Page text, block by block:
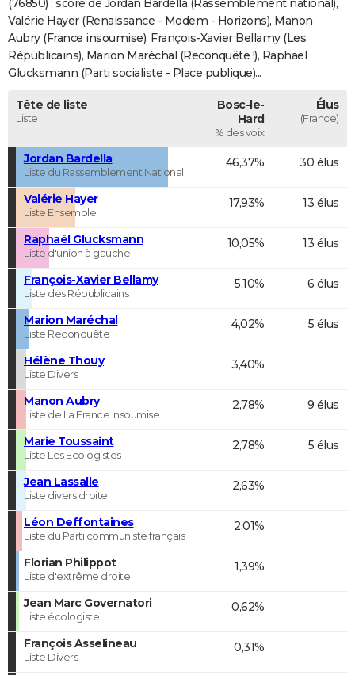
AVIS DE DÉCÈS
FORUM
Bricolage
Lifestyle
Culture
SportAuto
Television
Voyage
Cinema
(76850) : score de Jordan Bardella (Rassemblement national),
Valérie Hayer (Renaissance - Modem - Horizons), Manon
Aubry (France insoumise), François-Xavier Bellamy (Les
Républicains), Marion Maréchal (Reconquête !), Raphaël
Glucksmann (Parti socialiste - Place publique)...
Tête de liste
Liste
Bosc-le-
Hard
% des voix
Élus
(France)
Jordan Bardella
Liste du Rassemblement National
46,37% 30 élus
Valérie Hayer
Liste Ensemble
17,93% 13 élus
Raphaël Glucksmann
Liste d'union à gauche
10,05% 13 élus
François-Xavier Bellamy
Liste des Républicains
5,10% 6 élus
Marion Maréchal
Liste Reconquête !
4,02% 5 élus
Hélène Thouy
Liste Divers
3,40%
Manon Aubry
Liste de La France insoumise
2,78% 9 élus
Marie Toussaint
Liste Les Ecologistes
2,78% 5 élus
Jean Lassalle
Liste divers droite
2,63%
Léon Deffontaines
Liste du Parti communiste français
2,01%
Florian Philippot
Liste d'extrême droite
1,39%
Jean Marc Governatori
Liste écologiste
0,62%
François Asselineau
Liste Divers
0,31%